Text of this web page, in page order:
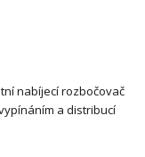
nabíjecí rozbočovač
a distribucí